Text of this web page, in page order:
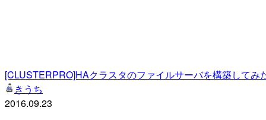
[CLUSTERPRO]HAクラスタのファイルサーバを構築してみ
きうち
2016.09.23